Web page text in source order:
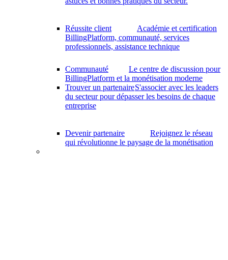
Réussite client
Académie et certification
BillingPlatform, communauté, services
professionnels, assistance technique
Communauté
Le centre de discussion pour
BillingPlatform et la monétisation moderne
Trouver un partenaireS'associer avec les leaders
du secteur pour dépasser les besoins de chaque
entreprise
Devenir partenaire
Rejoignez le réseau
qui révolutionne le paysage de la monétisation